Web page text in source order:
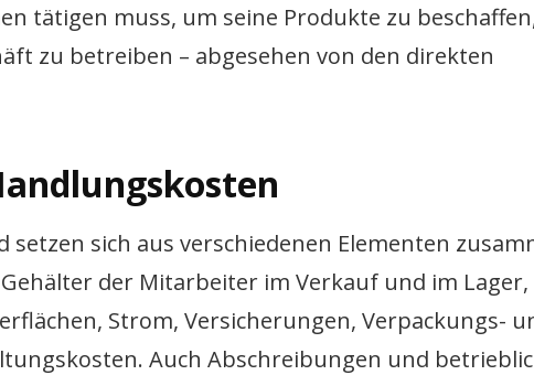
tätigen muss, um seine Produkte zu
zu betreiben – abgesehen von den direkten
sich aus verschiedenen Elementen
der Mitarbeiter im Verkauf und im Lager,
Strom, Versicherungen, Verpackungs-
Auch Abschreibungen und